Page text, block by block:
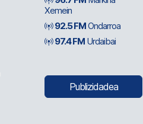
Xemein
92.5 FMOndarroa
97.4 FM Urdaibai
Publizidadea